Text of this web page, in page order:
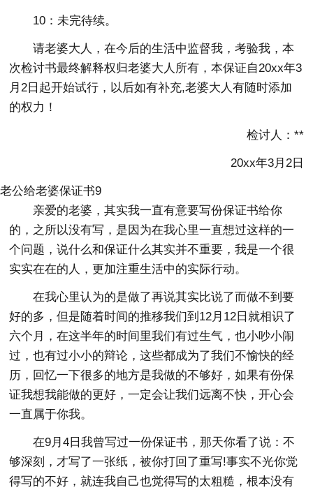
10：未完待续。
请老婆大人，在今后的生活中监督我，考验我，本
次检讨书最终解释权归老婆大人所有，本保证自20xx年3
月2日起开始试行，以后如有补充,老婆大人有随时添加
的权力！
检讨人：**
20xx年3月2日
老公给老婆保证书9
亲爱的老婆，其实我一直有意要写份保证书给你
的，之所以没有写，是因为在我心里一直想过这样的一
个问题，说什么和保证什么其实并不重要，我是一个很
实实在在的人，更加注重生活中的实际行动。
在我心里认为的是做了再说其实比说了而做不到要
好的多，但是随着时间的推移我们到12月12日就相识了
六个月，在这半年的时间里我们有过生气，也小吵小闹
过，也有过小小的辩论，这些都成为了我们不愉快的经
历，回忆一下很多的地方是我做的不够好，如果有份保
证我想我能做的更好，一定会让我们远离不快，开心会
一直属于你我。
在9月4日我曾写过一份保证书，那天你看了说：不
够深刻，才写了一张纸，被你打回了重写!事实不光你觉
得写的不好，就连我自己也觉得写的太粗糙，根本没有